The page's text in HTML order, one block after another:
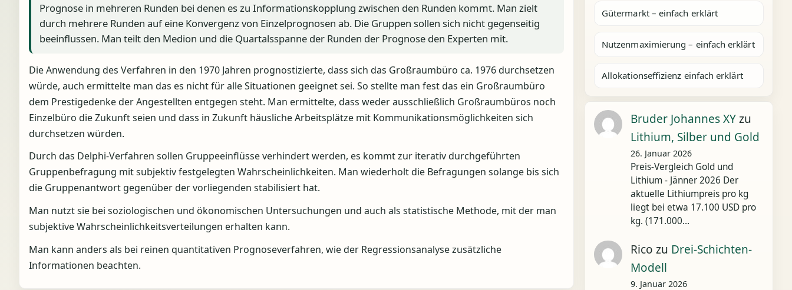
Prognose in mehreren Runden bei denen es zu Informationskopplung zwischen den Runden kommt. Man zielt
durch mehrere Runden auf eine Konvergenz von Einzelprognosen ab. Die Gruppen sollen sich nicht gegenseitig
beeinflussen. Man teilt den Medion und die Quartalsspanne der Runden der Prognose den Experten mit.
Die Anwendung des Verfahren in den 1970 Jahren prognostizierte, dass sich das Großraumbüro ca. 1976 durchsetzen
würde, auch ermittelte man das es nicht für alle Situationen geeignet sei. So stellte man fest das ein Großraumbüro
dem Prestigedenke der Angestellten entgegen steht. Man ermittelte, dass weder ausschließlich Großraumbüros noch
Einzelbüro die Zukunft seien und dass in Zukunft häusliche Arbeitsplätze mit Kommunikationsmöglichkeiten sich
durchsetzen würden.
Durch das Delphi-Verfahren sollen Gruppeeinflüsse verhindert werden, es kommt zur iterativ durchgeführten
Gruppenbefragung mit subjektiv festgelegten Wahrscheinlichkeiten. Man wiederholt die Befragungen solange bis sich
die Gruppenantwort gegenüber der vorliegenden stabilisiert hat.
Man nutzt sie bei soziologischen und ökonomischen Untersuchungen und auch als statistische Methode, mit der man
subjektive Wahrscheinlichkeitsverteilungen erhalten kann.
Man kann anders als bei reinen quantitativen Prognoseverfahren, wie der Regressionsanalyse zusätzliche
Informationen beachten.
Gütermarkt – einfach erklärt
Nutzenmaximierung – einfach erklärt
Allokationseffizienz einfach erklärt
Bruder Johannes XYzu
Lithium, Silber und Gold
26. Januar 2026
Preis-Vergleich Gold und
Lithium - Jänner 2026 Der
aktuelle Lithiumpreis pro kg
liegt bei etwa 17.100 USD pro
kg. (171.000…
Rico zu Drei-Schichten-
Modell
9. Januar 2026